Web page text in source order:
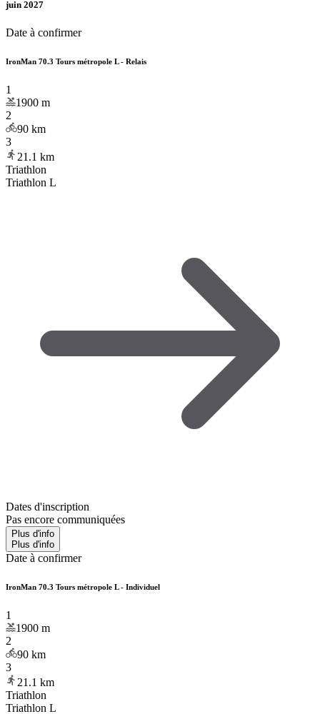
juin 2027
Date à confirmer
IronMan 70.3 Tours métropole L - Relais
1
1900 m
2
90 km
3
21.1 km
Triathlon
Triathlon L
Dates d'inscription
Pas encore communiquées
Plus d'info
Plus d'info
Date à confirmer
IronMan 70.3 Tours métropole L - Individuel
1
1900 m
2
90 km
3
21.1 km
Triathlon
Triathlon L